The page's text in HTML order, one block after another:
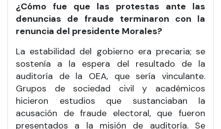
¿Cómo fue que las protestas ante las
denuncias de fraude terminaron con la
renuncia del presidente Morales?
La estabilidad del gobierno era precaria; se
sostenía a la espera del resultado de la
auditoría de la OEA, que sería vinculante.
Grupos de sociedad civil y académicos
hicieron estudios que sustanciaban la
acusación de fraude electoral, que fueron
presentados a la misión de auditoría. Se